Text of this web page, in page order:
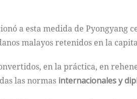
a esta medida de Pyongyang
malayos retenidos en la
en la práctica, en
las normas internacionales y